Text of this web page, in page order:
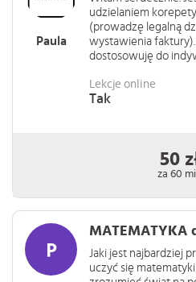
Paula
udzielaniem
(prowadzę legalną
wystawienia
dostosowuję do
Lekcje online
Tak
50
za 60
MATEMATYKA
Jaki jest najbardziej
uczyć się